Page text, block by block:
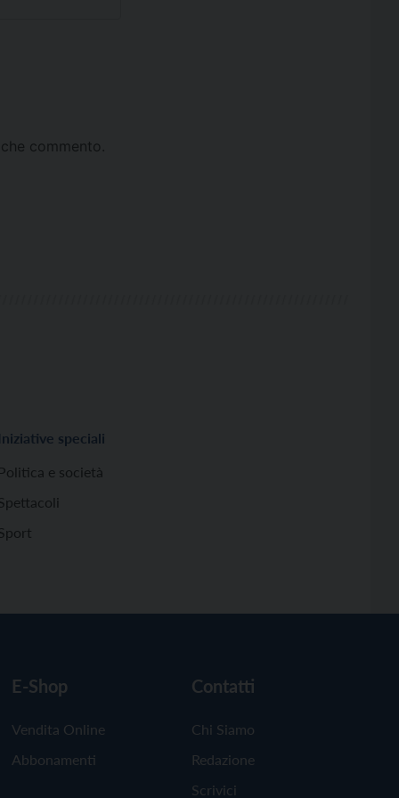
commento.
Iniziative speciali
Politica e società
E-Shop
Vendita Online
Abbonamenti
Contatti
Chi Siamo
Redazione
Scrivici